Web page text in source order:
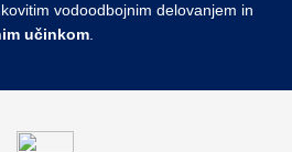
vodoodbojnim delovanjem in
učinkom